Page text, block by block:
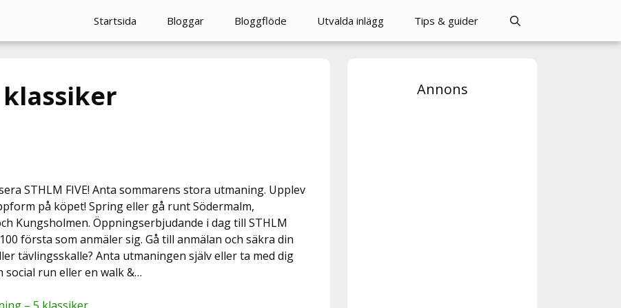
Startsida Bloggar Bloggflöde Utvalda inlägg Tips & guider
klassiker
STHLM FIVE! Anta sommarens stora utmaning. Upplev
på köpet! Spring eller gå runt Södermalm,
Kungsholmen. Öppningserbjudande i dag till STHLM
första som anmäler sig. Gå till anmälan och säkra din
tävlingsskalle? Anta utmaningen själv eller ta med dig
run eller en walk &…
Annons